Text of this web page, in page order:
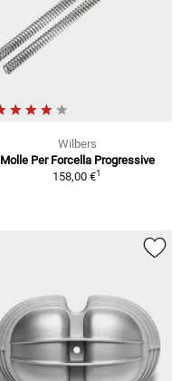
Wilbers
Molle Per Forcella Progressive
158,00 €1